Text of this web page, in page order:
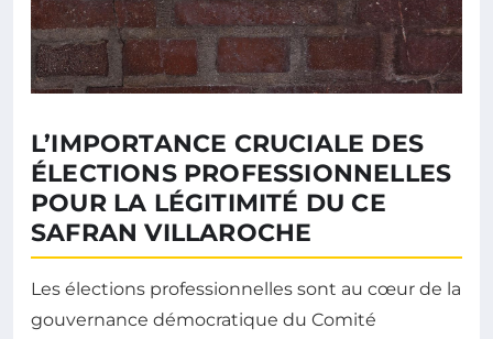
L’IMPORTANCE CRUCIALE DES
ÉLECTIONS PROFESSIONNELLES
POUR LA LÉGITIMITÉ DU CE
SAFRAN VILLAROCHE
Les élections professionnelles sont au cœur de la
gouvernance démocratique du Comité